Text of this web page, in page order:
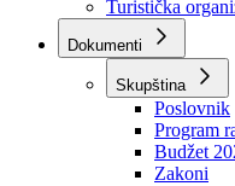
Agencija za
Arhiv kantona
Kantonalni
Turistička
Dokumenti
Skupština
Poslovnik